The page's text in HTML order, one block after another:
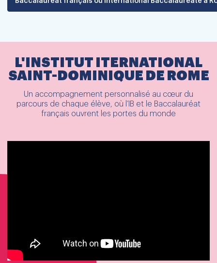
L'INSTITUT ITERNATIONAL
SAINT-DOMINIQUE DE ROME
Un accompagnement personnalisé au cœur du
parcours de chaque élève, où l’IB et le Baccalauréat
français ouvrent les portes du monde